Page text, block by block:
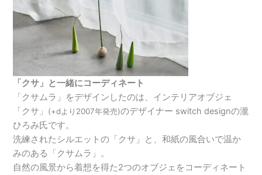
「クサ」と一緒にコーディネート
「クサムラ」をデザインしたのは、インテリアオブジェ
「クサ」 (+dより2007年発売)のデザイナー switch designの瀧
ひろみ氏です。
洗練されたシルエットの「クサ」と、和紙の風合いで温か
みのある「クサムラ」。
自然の風景から着想を得た2つのオブジェをコーディネート